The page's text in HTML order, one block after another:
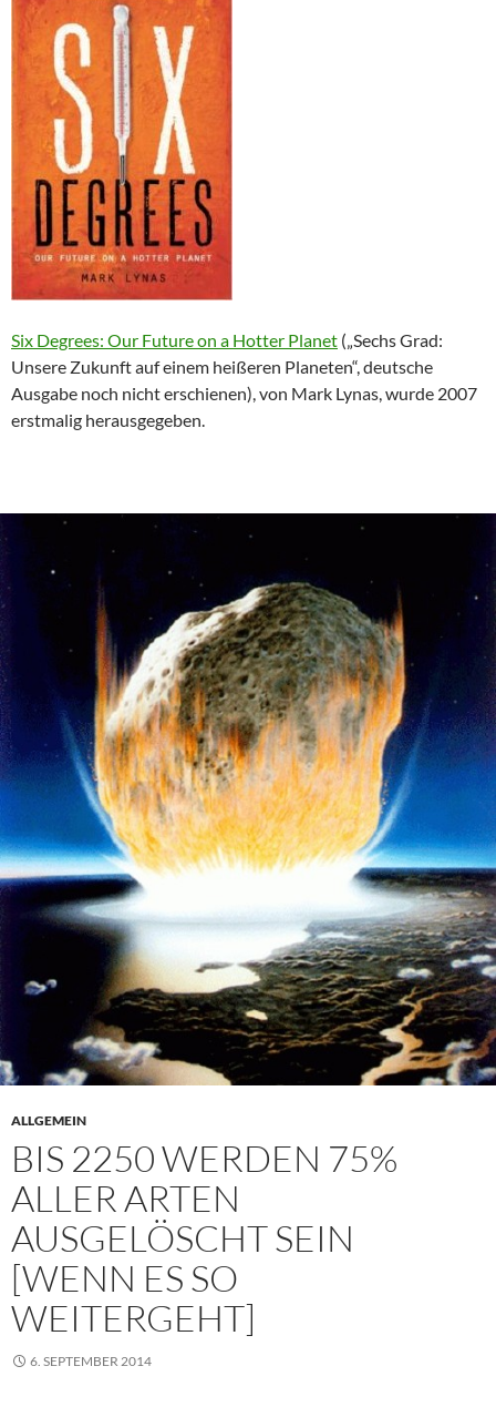
Six Degrees: Our Future on a Hotter Planet („Sechs Grad:
Unsere Zukunft auf einem heißeren Planeten“, deutsche
Ausgabe noch nicht erschienen), von Mark Lynas, wurde 2007
erstmalig herausgegeben.
ALLGEMEIN
BIS 2250 WERDEN 75%
ALLER ARTEN
AUSGELÖSCHT SEIN
[WENN ES SO
WEITERGEHT]
6. SEPTEMBER 2014